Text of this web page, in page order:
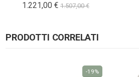
1.221,00 € 1.507,00 €
PRODOTTI CORRELATI
-19%